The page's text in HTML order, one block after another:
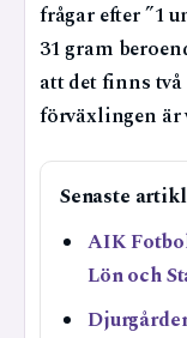
frågar efter ”1
31 gram
att det finns
förväxlingen är
Senaste
AIK
Lön och